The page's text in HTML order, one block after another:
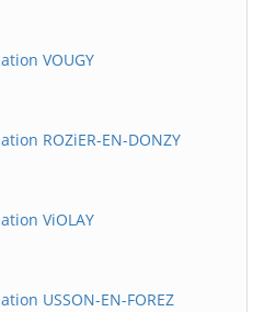
VOUGY
ROZiER-EN-DONZY
ViOLAY
USSON-EN-FOREZ